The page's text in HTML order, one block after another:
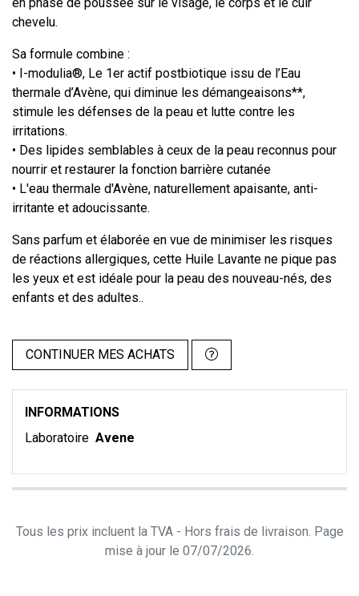
chevelu.
Sa formule combine :
• I-modulia®, Le 1er actif postbiotique issu de l’Eau
thermale d’Avène, qui diminue les démangeaisons**,
stimule les défenses de la peau et lutte contre les
irritations.
• Des lipides semblables à ceux de la peau reconnus pour
nourrir et restaurer la fonction barrière cutanée
• L'eau thermale d'Avène, naturellement apaisante, anti-
irritante et adoucissante.
Sans parfum et élaborée en vue de minimiser les risques
de réactions allergiques, cette Huile Lavante ne pique pas
les yeux et est idéale pour la peau des nouveau-nés, des
enfants et des adultes..
CONTINUER MES ACHATS
INFORMATIONS
Laboratoire Avene
Tous les prix incluent la TVA - Hors frais de livraison. Page
mise à jour le 07/07/2026.